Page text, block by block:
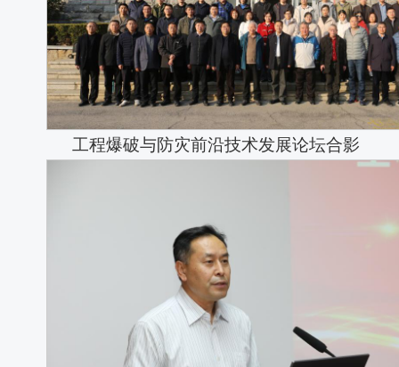
工程爆破与防灾前沿技术发展论坛合影